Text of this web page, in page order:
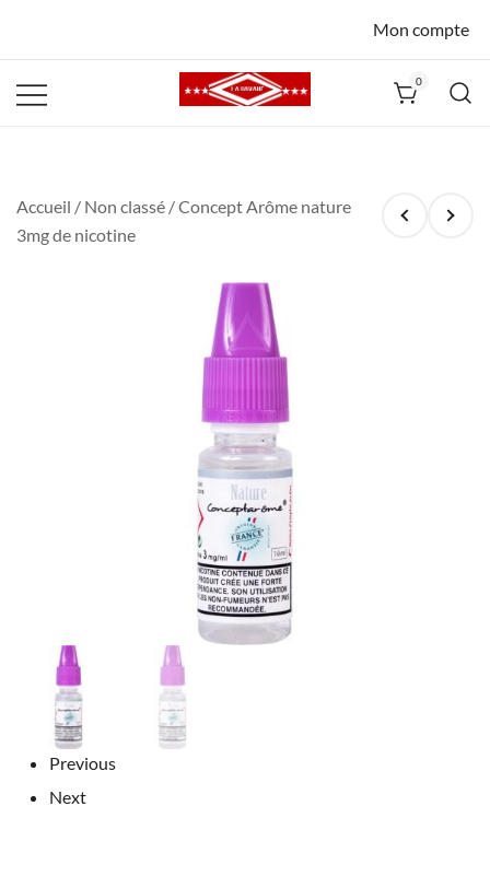
Mon compte
0
Accueil / Non classé / Concept Arôme nature
3mg de nicotine
Previous
Next